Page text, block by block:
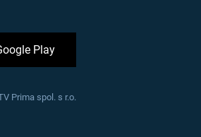
Play
Prima spol. s r.o.